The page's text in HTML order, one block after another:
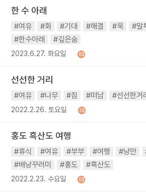
한 수 아래
#여유 #화 #기대 #해결 #욱 #말
#한수아래
#깊은숨
2023.6.27. 화요일
선선한 거리
#여유 #나무 #짐 #떠남 #선선한거
2022.2.26. 토요일
홍도 흑산도 여행
#휴식 #여유 #부부 #여행 #낭만
#배낭꾸러미
#홍도 #흑산도
2022.2.23. 수요일